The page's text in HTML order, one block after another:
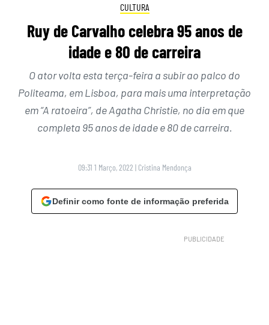
CULTURA
Ruy de Carvalho celebra 95 anos de
idade e 80 de carreira
O ator volta esta terça-feira a subir ao palco do
Politeama, em Lisboa, para mais uma interpretação
em “A ratoeira”, de Agatha Christie, no dia em que
completa 95 anos de idade e 80 de carreira.
09:31 1 Março, 2022 | Cristina Mendonça
Definir como fonte de informação preferida